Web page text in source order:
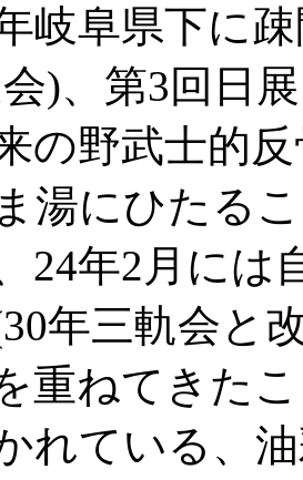
岐阜県下に
)、第3回日
の野武士的
湯にひたる
24年2月には
年三軌会と
重ねてきた
れている、